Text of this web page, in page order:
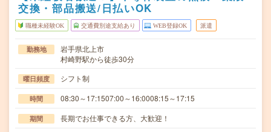
交換・部品搬送/日払いOK
職種未経験OK 交通費別途支給あり WEB登録OK 派遣
勤務地
岩手県北上市
村崎野駅から徒歩30分
曜日頻度 シフト制
時間 08:30～17:1507:00～16:0008:15～17:15
期間 長期でお仕事できる方、大歓迎！